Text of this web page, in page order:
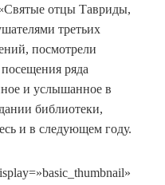
отцы Тавриды,
третьих
посмотрели
ряда
и услышанное в
библиотеки,
и в следующем году.